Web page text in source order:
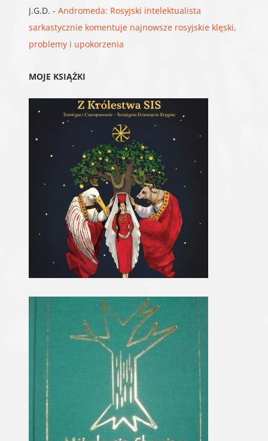
J.G.D. - Andromeda: Rosyjski intelektualista
sarkastycznie komentuje najnowsze rosyjskie klęski,
problemy i upokorzenia
MOJE KSIĄŻKI